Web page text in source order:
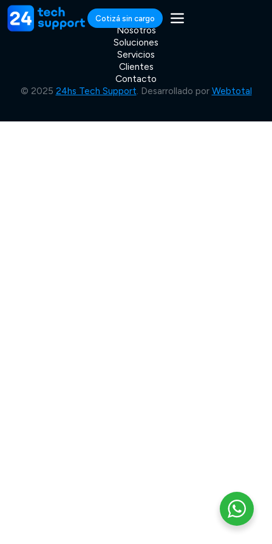
Cotizá sin cargo
Nosotros
Soluciones
Servicios
Clientes
Contacto
© 2025 24hs Tech Support. Desarrollado por Webtotal